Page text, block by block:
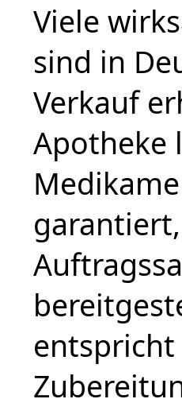
Viele
sind in
Verkauf
Apotheke